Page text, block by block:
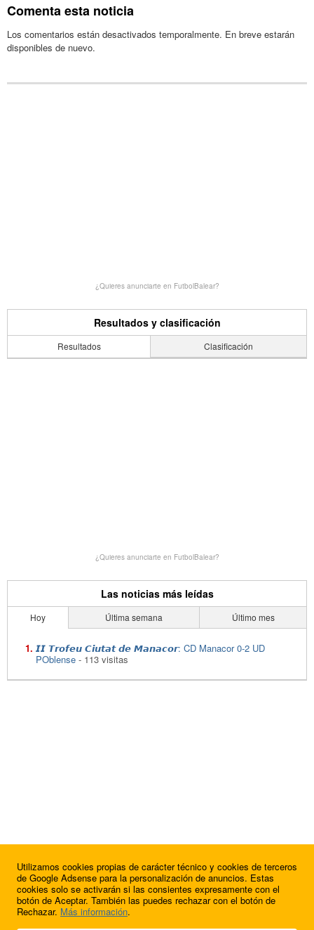
Comenta esta noticia
Los comentarios están desactivados temporalmente. En breve estarán
disponibles de nuevo.
¿Quieres anunciarte en FutbolBalear?
Resultados y clasificación
Resultados Clasificación
¿Quieres anunciarte en FutbolBalear?
Las noticias más leídas
Hoy Última semana Último mes
𝙄𝙄 𝙏𝙧𝙤𝙛𝙚𝙪 𝘾𝙞𝙪𝙩𝙖𝙩 𝙙𝙚 𝙈𝙖𝙣𝙖𝙘𝙤𝙧: CD Manacor 0-2 UD
POblense - 113 visitas
Utilizamos cookies propias de carácter técnico y cookies de terceros
de Google Adsense para la personalización de anuncios. Estas
cookies solo se activarán si las consientes expresamente con el
botón de Aceptar. También las puedes rechazar con el botón de
Rechazar. Más información.